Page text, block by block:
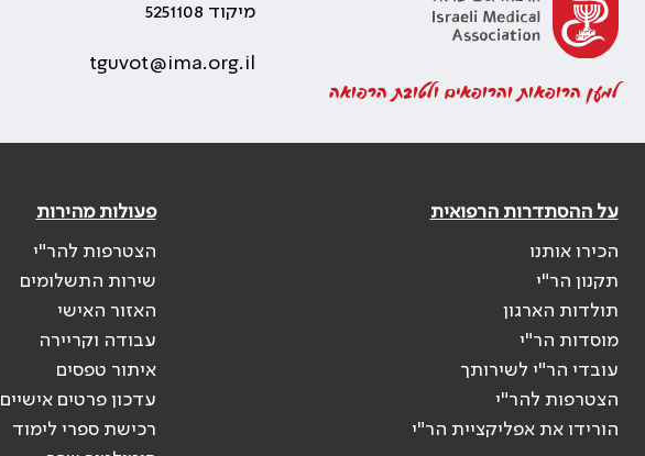
למען הרופאות והרופאים ולטובת הרפואה
מיקוד 5251108
tguvot@ima.org.il
על ההסתדרות הרפואית
הכירו אותנו
תקנון הר"י
תולדות הארגון
מוסדות הר"י
עובדי הר"י לשירותך
הצטרפות להר"י
הורידו את אפליקציית הר"י
פעולות מהירות
הצטרפות להר"י
שירות התשלומים
האזור האישי
עבודה וקריירה
איתור טפסים
עדכון פרטים אישיים
רכישת ספרי לימוד